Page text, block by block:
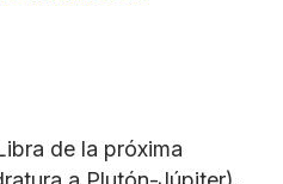
de la próxima